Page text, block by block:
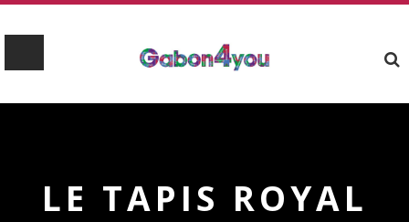
LE TAPIS ROYAL